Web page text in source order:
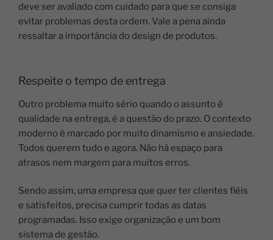
deve ser avaliado com cuidado para que se consiga
evitar problemas desta ordem. Vale a pena ainda
ressaltar a importância do design de produtos.
Respeite o tempo de entrega
Outro problema muito sério quando o assunto é
qualidade na entrega, é a questão do prazo. O contexto
moderno é marcado por muito dinamismo e ansiedade.
Todos querem tudo e agora. Não há espaço para
atrasos nem margem para muitos erros.
Sendo assim, uma empresa que quer ter clientes fiéis
e satisfeitos, precisa cumprir todas as datas
programadas. Isso exige organização e um bom
sistema de gestão.